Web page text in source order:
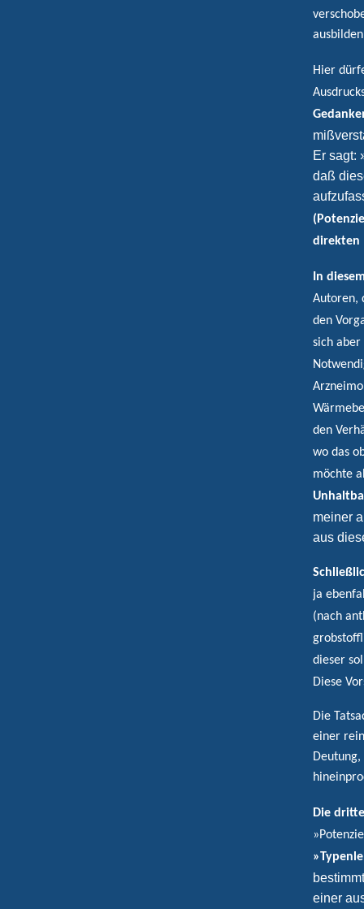
Hier
Er sagt:
daß
direkten
In
Autoren,
den
sich aber
den
wo das
möchte
meiner
aus
ja
(nach
dieser
Diese
Die
einer
Die
einer